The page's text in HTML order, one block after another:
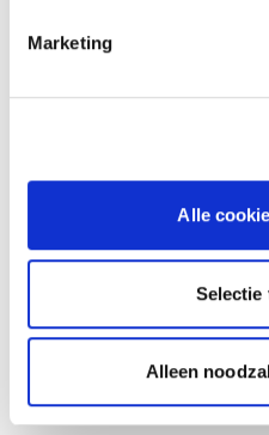
Marketing
Alle
Selectie
Alleen